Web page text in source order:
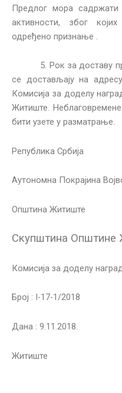
Предлог мора садржати
активности, због
одређено признање .
5. Рок за доставу
се достављају на
Комисија за доделу
Житиште.
бити узете у разматрање.
Република Србија
Аутономна Покрајина
Општина Житиште
Скупштина Општине
Комисија за доделу
Број : I-17-1/2018
Дана : 9.11.2018.
Житиште